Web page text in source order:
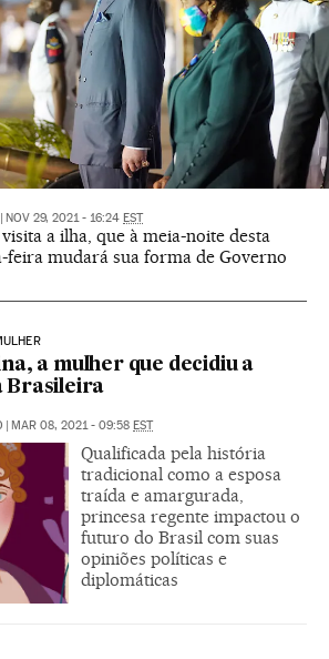
NOV 29, 2021 - 16:24 EST
a ilha, que à meia-noite desta
feira mudará sua forma de Governo
a mulher que decidiu a
Brasileira
MAR 08, 2021 - 09:58 EST
Qualificada pela história
tradicional como a esposa
traída e amargurada,
princesa regente impactou o
futuro do Brasil com suas
opiniões políticas e
diplomáticas